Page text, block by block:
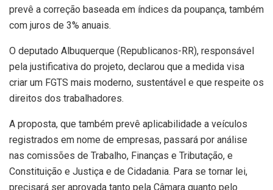
prevê a correção baseada em índices da poupança, também
com juros de 3% anuais.
O deputado Albuquerque (Republicanos-RR), responsável
pela justificativa do projeto, declarou que a medida visa
criar um FGTS mais moderno, sustentável e que respeite os
direitos dos trabalhadores.
A proposta, que também prevê aplicabilidade a veículos
registrados em nome de empresas, passará por análise
nas comissões de Trabalho, Finanças e Tributação, e
Constituição e Justiça e de Cidadania. Para se tornar lei,
precisará ser aprovada tanto pela Câmara quanto pelo